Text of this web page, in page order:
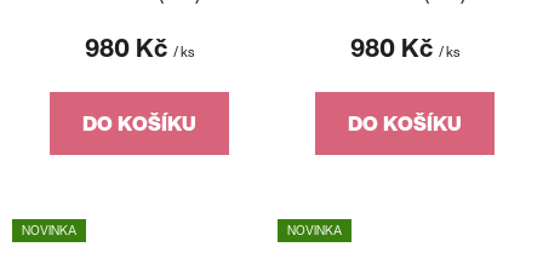
980 Kč / ks
DO KOŠÍKU
980 Kč / ks
DO KOŠÍKU
NOVINKA NOVINKA